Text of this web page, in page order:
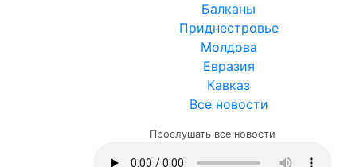
Балканы
Приднестровье
Молдова
Евразия
Кавказ
Все новости
Прослушать все новости